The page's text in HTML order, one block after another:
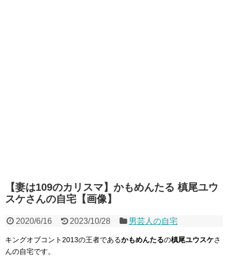
【妻は109のカリスマ】かもめんたる 槙尾ユウ
スケさんの自宅【画像】
2020/6/16 2023/10/28 男芸人の自宅
キングオブコント2013の王者であるかもめんたるの槙尾ユウスケさ
んの自宅です。